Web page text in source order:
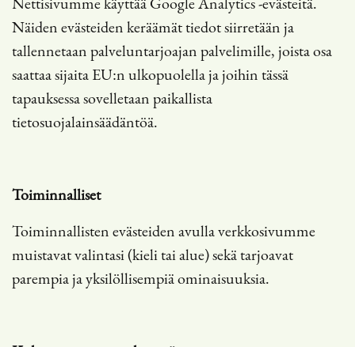
Näiden evästeiden keräämät tiedot siirretään ja
tallennetaan palveluntarjoajan palvelimille, joista osa
saattaa sijaita EU:n ulkopuolella ja joihin tässä
tapauksessa sovelletaan paikallista
tietosuojalainsäädäntöä.
Toiminnalliset
Toiminnallisten evästeiden avulla verkkosivumme
muistavat valintasi (kieli tai alue) sekä tarjoavat
parempia ja yksilöllisempiä ominaisuuksia.